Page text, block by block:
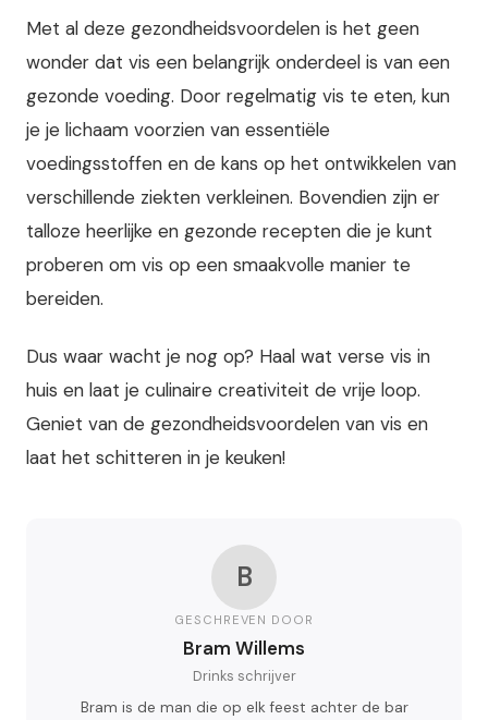
Met al deze gezondheidsvoordelen is het geen
wonder dat vis een belangrijk onderdeel is van een
gezonde voeding. Door regelmatig vis te eten, kun
je je lichaam voorzien van essentiële
voedingsstoffen en de kans op het ontwikkelen van
verschillende ziekten verkleinen. Bovendien zijn er
talloze heerlijke en gezonde recepten die je kunt
proberen om vis op een smaakvolle manier te
bereiden.
Dus waar wacht je nog op? Haal wat verse vis in
huis en laat je culinaire creativiteit de vrije loop.
Geniet van de gezondheidsvoordelen van vis en
laat het schitteren in je keuken!
B
GESCHREVEN DOOR
Bram Willems
Drinks schrijver
Bram is de man die op elk feest achter de bar